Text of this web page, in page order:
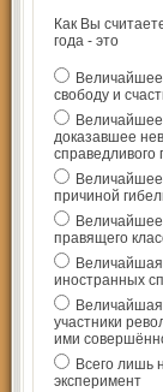
Как Вы
года - это
свободу и
доказавшее
справедливого
причиной
Величайшее
правящего
иностранных
Величайшая
участники
ими
Всего лишь
эксперимент